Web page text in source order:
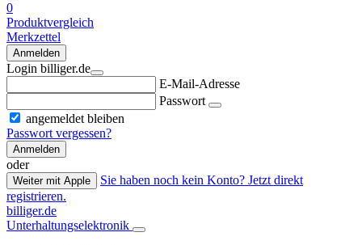
0
Produktvergleich
Merkzettel
Anmelden
Login billiger.de
E-Mail-Adresse
Passwort
angemeldet bleiben
Passwort vergessen?
Anmelden
oder
Weiter mit Apple
Sie haben noch kein Konto? Jetzt direkt
registrieren.
billiger.de
Unterhaltungselektronik